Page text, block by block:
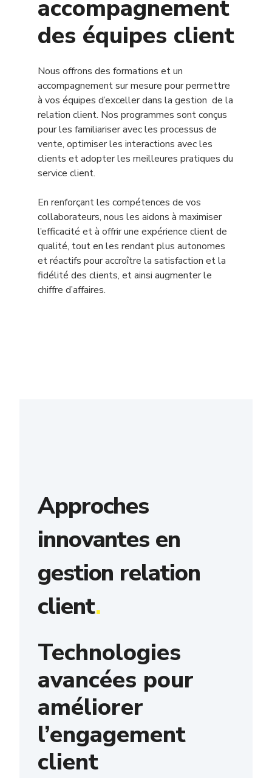
accompagnement
des équipes client
Nous offrons des formations et un
accompagnement sur mesure pour permettre
à vos équipes d’exceller dans la gestion de la
relation client. Nos programmes sont conçus
pour les familiariser avec les processus de
vente, optimiser les interactions avec les
clients et adopter les meilleures pratiques du
service client.
En renforçant les compétences de vos
collaborateurs, nous les aidons à maximiser
l’efficacité et à offrir une expérience client de
qualité, tout en les rendant plus autonomes
et réactifs pour accroître la satisfaction et la
fidélité des clients, et ainsi augmenter le
chiffre d’affaires.
Approches
innovantes en
gestion relation
client
.
Technologies
avancées pour
améliorer
l’engagement
client